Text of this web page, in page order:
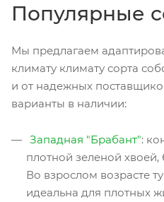
Популярные
Мы предлагаем
климату климату сорта
и от надежных
варианты в наличии:
Западная "Брабант":
плотной зеленой
Во взрослом возрасте
идеальна для плотных